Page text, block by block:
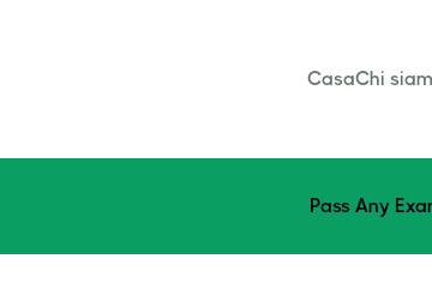
CasaChi
Pass Any